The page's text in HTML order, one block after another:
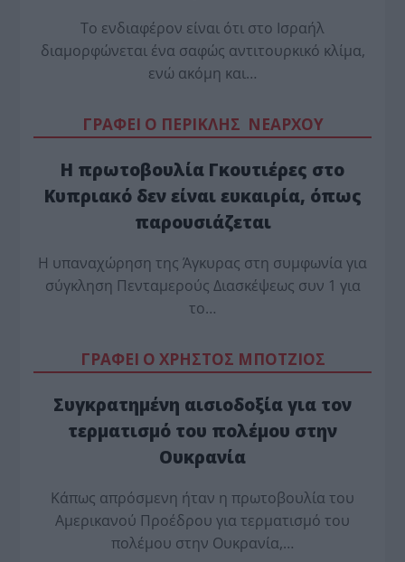
Το ενδιαφέρον είναι ότι στο Ισραήλ
διαμορφώνεται ένα σαφώς αντιτουρκικό κλίμα,
ενώ ακόμη και…
ΓΡΑΦΕΙ Ο ΠΕΡΙΚΛΗΣ ΝΕΑΡΧΟΥ
Η πρωτοβουλία Γκουτιέρες στο
Κυπριακό δεν είναι ευκαιρία, όπως
παρουσιάζεται
Η υπαναχώρηση της Άγκυρας στη συμφωνία για
σύγκληση Πενταμερούς Διασκέψεως συν 1 για
το…
ΓΡΑΦΕΙ Ο ΧΡΗΣΤΟΣ ΜΠΟΤΖΙΟΣ
Συγκρατημένη αισιοδοξία για τον
τερματισμό του πολέμου στην
Ουκρανία
Κάπως απρόσμενη ήταν η πρωτοβουλία του
Αμερικανού Προέδρου για τερματισμό του
πολέμου στην Ουκρανία,…